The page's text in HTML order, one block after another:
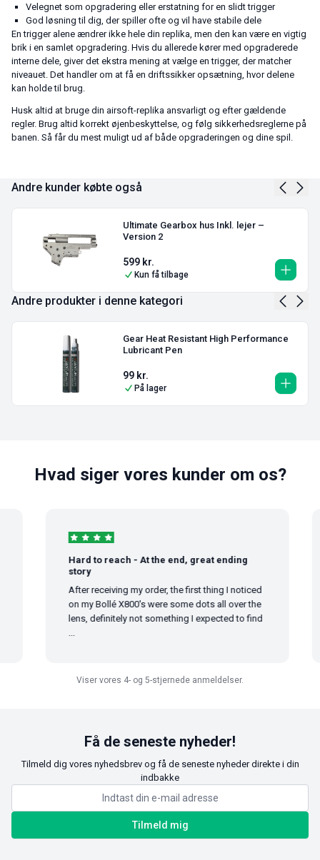
Velegnet som opgradering eller erstatning for en slidt trigger
God løsning til dig, der spiller ofte og vil have stabile dele
En trigger alene ændrer ikke hele din replika, men den kan være en vigtig
brik i en samlet opgradering. Hvis du allerede kører med opgraderede
interne dele, giver det ekstra mening at vælge en trigger, der matcher
niveauet. Det handler om at få en driftssikker opsætning, hvor delene
kan holde til brug.
Husk altid at bruge din airsoft-replika ansvarligt og efter gældende
regler. Brug altid korrekt øjenbeskyttelse, og følg sikkerhedsreglerne på
banen. Så får du mest muligt ud af både opgraderingen og dine spil.
Andre kunder købte også
Ultimate Gearbox hus Inkl. lejer –
Version 2
599 kr.
Kun få tilbage
Andre produkter i denne kategori
Gear Heat Resistant High Performance
Lubricant Pen
99 kr.
På lager
Hvad siger vores kunder om os?
Hard to reach - At the end, great ending
story
After receiving my order, the first thing I noticed
on my Bollé X800's were some dots all over the
lens, definitely not something I expected to find
Viser vores 4- og 5-stjernede anmeldelser.
Få de seneste nyheder!
Tilmeld dig vores nyhedsbrev og få de seneste nyheder direkte i din
indbakke
Tilmeld mig